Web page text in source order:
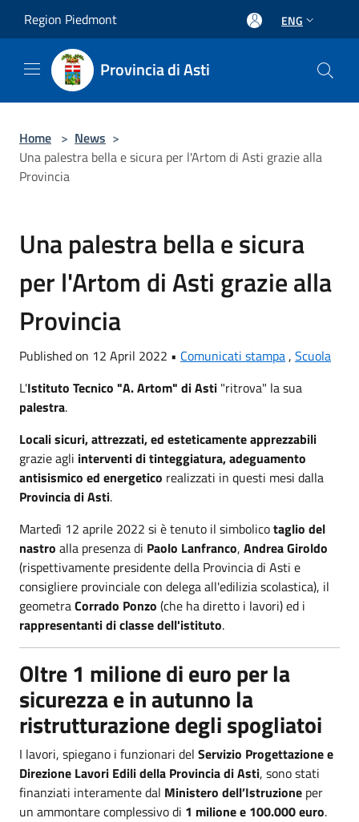
Region Piedmont ENG
Provincia di Asti
Home > News >
Una palestra bella e sicura per l'Artom di Asti grazie alla
Provincia
Una palestra bella e sicura
per l'Artom di Asti grazie alla
Provincia
Published on 12 April 2022 • Comunicati stampa , Scuola
L'Istituto Tecnico "A. Artom" di Asti "ritrova" la sua
palestra.
Locali sicuri, attrezzati, ed esteticamente apprezzabili
grazie agli interventi di tinteggiatura, adeguamento
antisismico ed energetico realizzati in questi mesi dalla
Provincia di Asti.
Martedì 12 aprile 2022 si è tenuto il simbolicotaglio del
nastro alla presenza di Paolo Lanfranco, Andrea Giroldo
(rispettivamente presidente della Provincia di Asti e
consigliere provinciale con delega all'edilizia scolastica), il
geometraCorrado Ponzo (che ha diretto i lavori) ed i
rappresentanti di classe dell'istituto.
Oltre 1 milione di euro per la
sicurezza e in autunno la
ristrutturazione degli spogliatoi
I lavori, spiegano i funzionari del Servizio Progettazione e
Direzione Lavori Edili della Provincia di Asti, sono stati
finanziati interamente dal Ministero dell’Istruzione per
un ammontare complessivo di 1 milione e 100.000 euro.